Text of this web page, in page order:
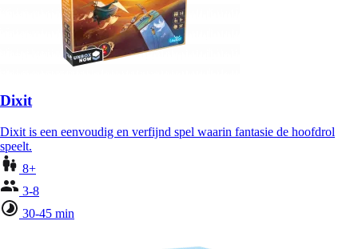
Dixit
Dixit is een eenvoudig en verfijnd spel waarin fantasie de hoofdrol
speelt.
8+
3-8
30-45 min